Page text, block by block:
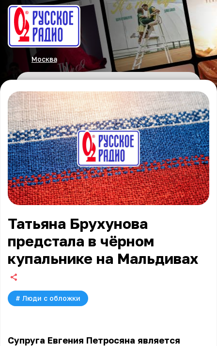
Москва
Татьяна Брухунова
предстала в чёрном
купальнике на Мальдивах
# Люди с обложки
Супруга Евгения Петросяна является